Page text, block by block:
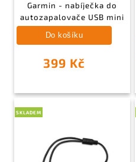
Garmin - nabíječka do
autozapalovače USB mini
399 Kč
Do košíku
SKLADEM